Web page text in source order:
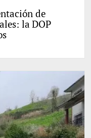
de
la DOP